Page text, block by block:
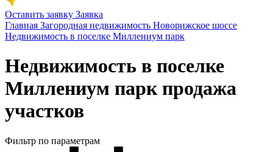
Оставить заявку Заявка
Главная Загородная недвижимость Новорижское шоссе
Недвижимость в поселке Миллениум парк
Недвижимость в поселке
Миллениум парк продажа
участков
Фильтр по параметрам